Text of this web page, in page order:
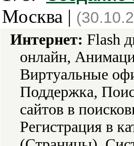
Москва |
Интернет: Flash
онлайн,
Виртуальные
Поддержка,
сайтов в
Регистрация в